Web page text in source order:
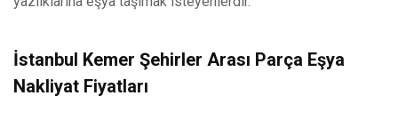
İstanbul Kemer Şehirler Arası Parça Eşya
Nakliyat Fiyatları